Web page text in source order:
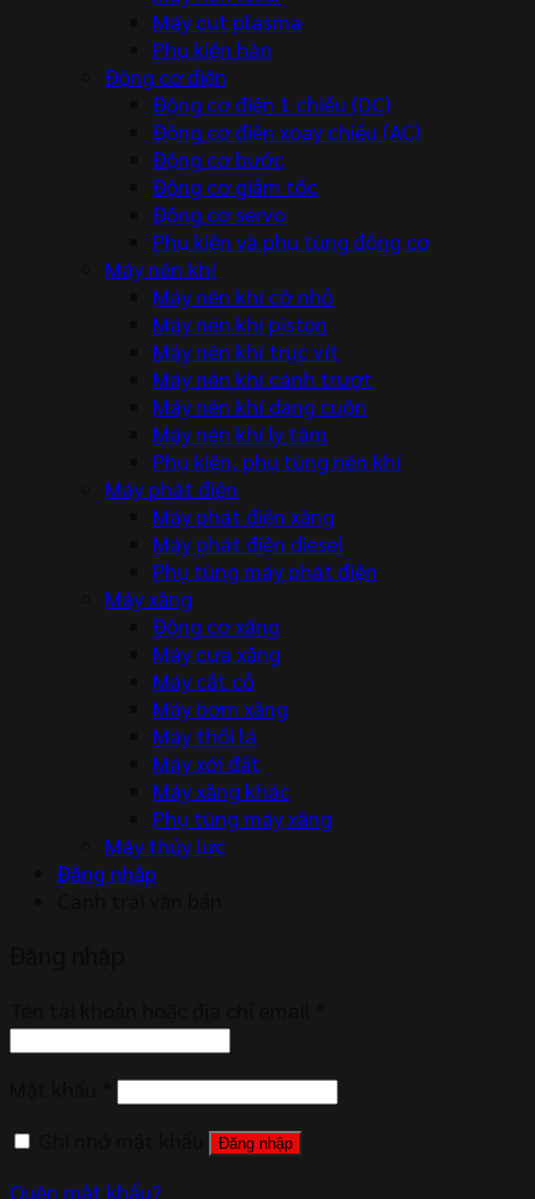
Máy cut plasma
Phụ kiện hàn
Động cơ điện
Động cơ điện 1 chiều (DC)
Động cơ điện xoay chiều (AC)
Động cơ bước
Động cơ giảm tốc
Động cơ servo
Phụ kiện và phụ tùng động cơ
Máy nén khí
Máy nén khí cỡ nhỏ
Máy nén khí piston
Máy nén khí trục vít
Máy nén khí cánh trượt
Máy nén khí dạng cuộn
Máy nén khí ly tâm
Phụ kiện, phụ tùng nén khí
Máy phát điện
Máy phát điện xăng
Máy phát điện diesel
Phụ tùng máy phát điện
Máy xăng
Động cơ xăng
Máy cưa xăng
Máy cắt cỏ
Máy bơm xăng
Máy thổi lá
Máy xới đất
Máy xăng khác
Phụ tùng máy xăng
Máy thủy lực
Đăng nhập
Đăng nhập
Quên mật khẩu?